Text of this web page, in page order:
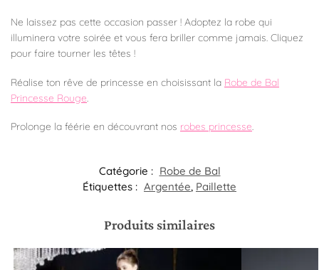
Ne laissez pas cette occasion passer ! Adoptez la robe qui
illuminera votre soirée et vous fera briller comme jamais. Cliquez
pour faire tourner les têtes !
Réalise ton rêve de princesse en choisissant la Robe de Bal
Princesse Rouge
Prolonge la féérie en découvrant nos robes princesse.
Catégorie : Robe de Bal
Étiquettes : Argentée, Paillette
Produits similaires